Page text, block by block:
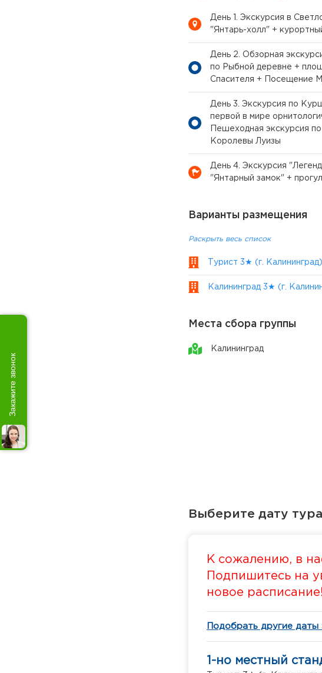
День 1. Экскурсия в
"Янтарь-холл" +
День 2. Обзорная
по Рыбной деревне +
Спасителя + Посещение
День 3. Экскурсия по
первой в мире
Пешеходная экскурсия
Королевы Луизы
День 4. Экскурсия
"Янтарный замок" +
Варианты размещения
Раскрыть весь список
Турист 3★ (г. Калининград)
Калининград 3★ (г.
Места сбора группы
Калининград
Выберите дату тура
К сожалению, в
Подпишитесь на
новое расписание!
Подобрать другие даты
1-но местный
Закажите звонок